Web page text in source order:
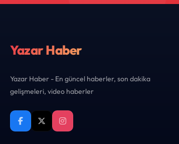
Yazar Haber
Yazar Haber - En güncel haberler, son dakika
gelişmeleri, video haberler